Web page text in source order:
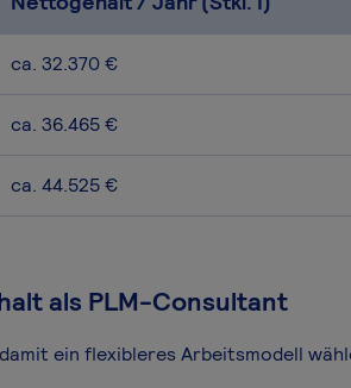
ca. 32.370 €
ca. 36.465 €
ca. 44.525 €
als PLM-Consultant
ein flexibleres Arbeitsmodell